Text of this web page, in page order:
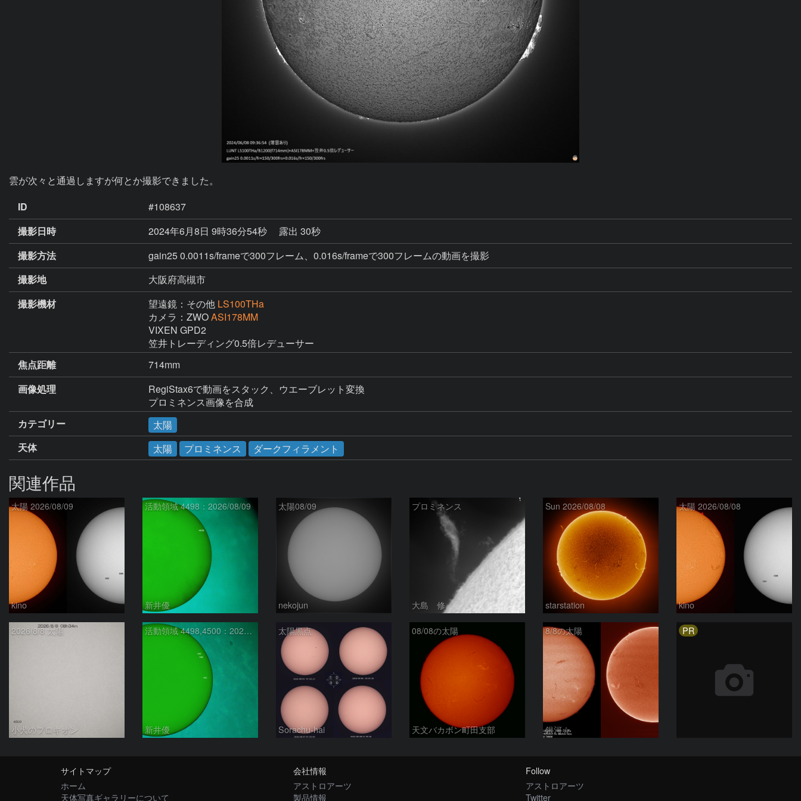
雲が次々と通過しますが何とか撮影できました。
ID
#108637
撮影日時
2024年6月8日 9時36分54秒
露出 30秒
撮影方法
gain25 0.0011s/frameで300フレーム、0.016s/frameで300フレームの動画を撮影
撮影地
大阪府高槻市
撮影機材
望遠鏡：その他 LS100THa
カメラ：ZWOASI178MM
VIXEN GPD2
笠井トレーディング0.5倍レデューサー
焦点距離
714mm
画像処理
RegiStax6で動画をスタック、ウエーブレット変換
プロミネンス画像を合成
カテゴリー
太陽
天体
太陽 プロミネンス ダークフィラメント
関連作品
太陽 2026/08/09
kino
活動領域 4498：2026/08/09
新井優
太陽08/09
nekojun
プロミネンス
大島 修
Sun 2026/08/08
starstation
太陽 2026/08/08
kino
2026/8/8 太陽
小犬のプロキオン
活動領域 4498,4500：2026/08/08
新井優
太陽黒点
Sorachu-hai
08/08の太陽
天文バカボン町田支部
8/8の太陽
銀河☆
PR
サイトマップ
ホーム
天体写真ギャラリーについて
会社情報
アストロアーツ
製品情報
Follow
アストロアーツ
Twitter